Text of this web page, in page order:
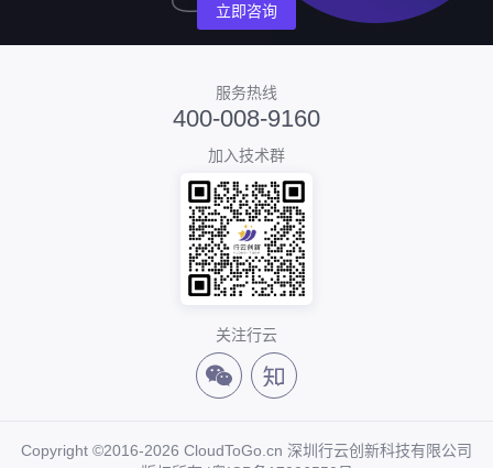
立即咨询
服务热线
400-008-9160
加入技术群
关注行云
Copyright ©2016-2026 CloudToGo.cn 深圳行云创新科技有限公司